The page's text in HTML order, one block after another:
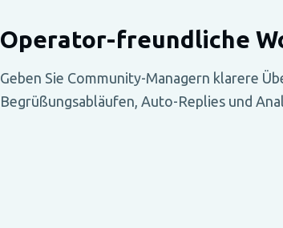
Operator-freundliche
Geben Sie Community-Managern klarere
Begrüßungsabläufen, Auto-Replies und